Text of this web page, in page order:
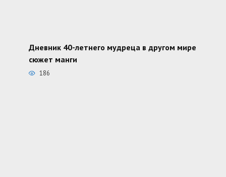
Дневник 40-летнего мудреца в другом мире
сюжет манги
186